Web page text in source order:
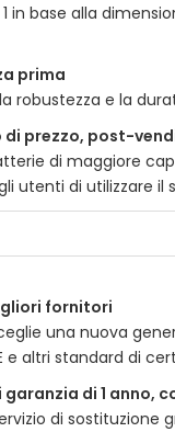
1 in base alla
prima
robustezza e la
di prezzo, post-
di maggiore
utenti di utilizzare
fornitori
una nuova
e altri standard di
garanzia di 1 anno,
di sostituzione